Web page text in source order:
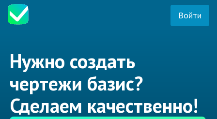
Войти
Нужно создать
чертежи базис?
Сделаем качественно!